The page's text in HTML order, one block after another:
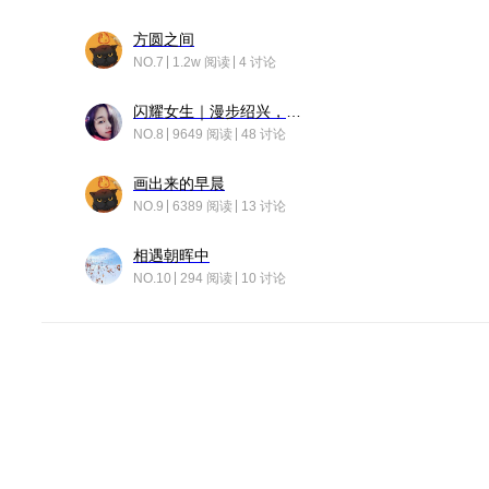
方圆之间
NO.7 1.2w 阅读 4 讨论
NO.8 9649 阅读 48 讨论
画出来的早晨
NO.9 6389 阅读 13 讨论
相遇朝晖中
NO.10 294 阅读 10 讨论